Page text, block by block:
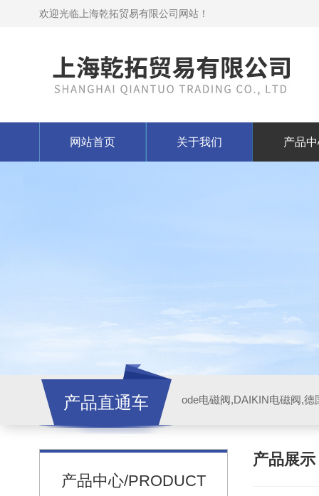
欢迎光临上海乾拓贸易有限公司网站！
网站首页 关于我们 产品
产品直通车 ode电磁阀,DAIKIN电磁阀,
产品中心/PRODUCT
产品展示